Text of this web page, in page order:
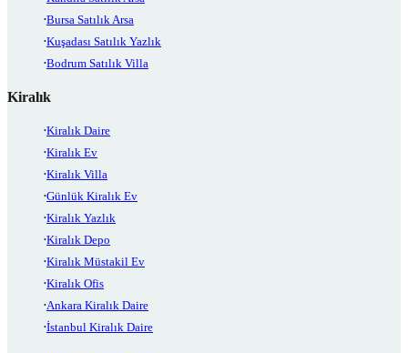
Bursa Satılık Arsa
Kuşadası Satılık Yazlık
Bodrum Satılık Villa
Kiralık
Kiralık Daire
Kiralık Ev
Kiralık Villa
Günlük Kiralık Ev
Kiralık Yazlık
Kiralık Depo
Kiralık Müstakil Ev
Kiralık Ofis
Ankara Kiralık Daire
İstanbul Kiralık Daire